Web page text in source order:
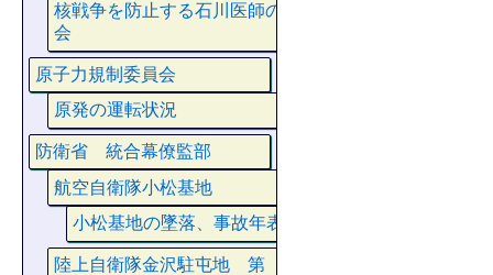
核戦争を防止する石川医師の
会
原子力規制委員会
原発の運転状況
防衛省 統合幕僚監部
航空自衛隊小松基地
小松基地の墜落、事故年表
陸上自衛隊金沢駐屯地 第